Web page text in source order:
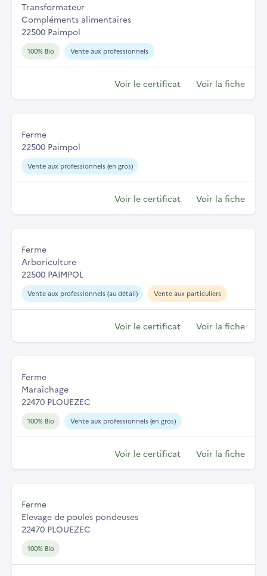
Transformateur
Compléments alimentaires
22500 Paimpol
100% Bio Vente aux professionnels
Voir le certificat Voir la fiche
Ferme
22500 Paimpol
Vente aux professionnels (en gros)
Voir le certificat Voir la fiche
Ferme
Arboriculture
22500 PAIMPOL
Vente aux professionnels (au détail) Vente aux particuliers
Voir le certificat Voir la fiche
Ferme
Maraîchage
22470 PLOUEZEC
100% Bio Vente aux professionnels (en gros)
Voir le certificat Voir la fiche
Ferme
Elevage de poules pondeuses
22470 PLOUEZEC
100% Bio